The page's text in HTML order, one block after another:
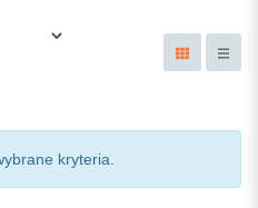
kryteria.